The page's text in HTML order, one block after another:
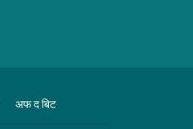
अफ द बिट